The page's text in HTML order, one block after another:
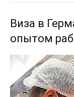
Виза в
опытом